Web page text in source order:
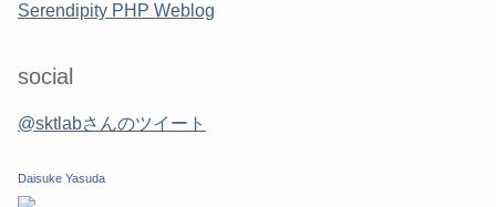
Serendipity PHP Weblog
social
@sktlabさんのツイート
Daisuke Yasuda